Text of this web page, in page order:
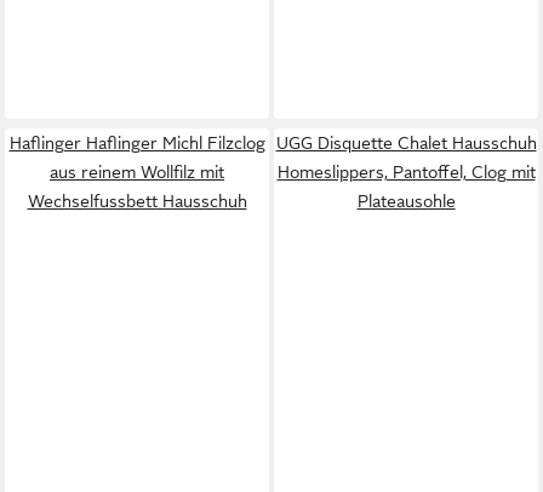
Haflinger Haflinger Michl Filzclog
aus reinem Wollfilz mit
Wechselfussbett Hausschuh
UGG Disquette Chalet Hausschuh
Homeslippers, Pantoffel, Clog mit
Plateausohle